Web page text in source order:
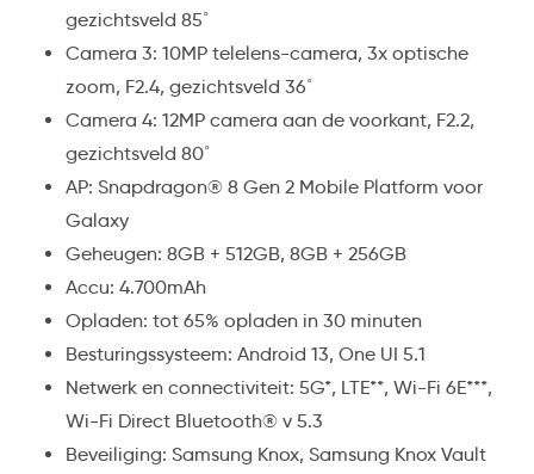
gezichtsveld 85˚
Camera 3: 10MP telelens-camera, 3x optische
zoom, F2.4, gezichtsveld 36˚
Camera 4: 12MP camera aan de voorkant, F2.2,
gezichtsveld 80˚
AP: Snapdragon® 8 Gen 2 Mobile Platform voor
Galaxy
Geheugen: 8GB + 512GB, 8GB + 256GB
Accu: 4.700mAh
Opladen: tot 65% opladen in 30 minuten
Besturingssysteem: Android 13, One UI 5.1
Netwerk en connectiviteit: 5G*, LTE**, Wi-Fi 6E***,
Wi-Fi Direct Bluetooth® v 5.3
Beveiliging: Samsung Knox, Samsung Knox Vault